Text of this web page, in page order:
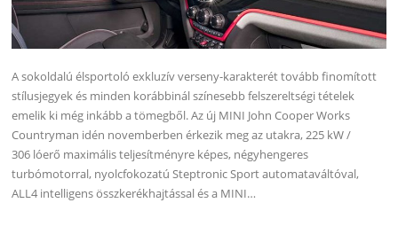
A sokoldalú élsportoló exkluzív verseny-karakterét tovább finomított
stílusjegyek és minden korábbinál színesebb felszereltségi tételek
emelik ki még inkább a tömegből. Az új MINI John Cooper Works
Countryman idén novemberben érkezik meg az utakra, 225 kW /
306 lóerő maximális teljesítményre képes, négyhengeres
turbómotorral, nyolcfokozatú Steptronic Sport automataváltóval,
ALL4 intelligens összkerékhajtással és a MINI…